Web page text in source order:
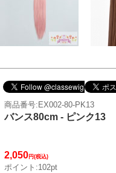
商品番号:EX002-80-PK13
バンス80cm - ピンク13
2,050円(税込)
ポイント:102pt